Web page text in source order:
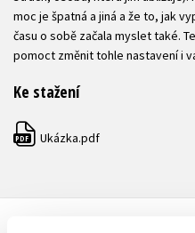
moc je špatná a jiná a že to, jak
času o sobě začala myslet také.
pomoct změnit tohle nastavení i
Ke stažení
PDF Ukázka.pdf